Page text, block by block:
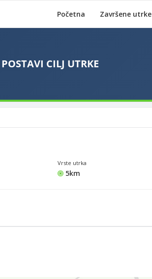
Početna Završene utrke
Vrste utrka
5km